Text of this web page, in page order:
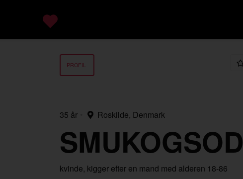
PROFIL
35 år Roskilde, Denmark
SMUKOGSOD
kvinde, kigger efter en mand med alderen 18-86